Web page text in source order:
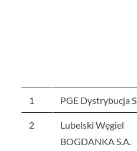
1 PGE Dystrybucja
2
Lubelski Węgiel
BOGDANKA S.A.